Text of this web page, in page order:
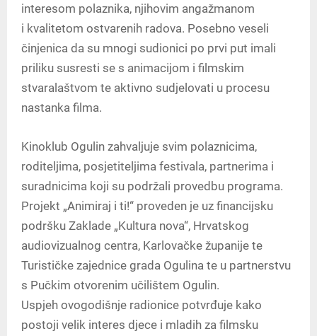
interesom polaznika, njihovim angažmanom
i kvalitetom ostvarenih radova. Posebno veseli
činjenica da su mnogi sudionici po prvi put imali
priliku susresti se s animacijom i filmskim
stvaralaštvom te aktivno sudjelovati u procesu
nastanka filma.
Kinoklub Ogulin zahvaljuje svim polaznicima,
roditeljima, posjetiteljima festivala, partnerima i
suradnicima koji su podržali provedbu programa.
Projekt „Animiraj i ti!“ proveden je uz financijsku
podršku Zaklade „Kultura nova“, Hrvatskog
audiovizualnog centra, Karlovačke županije te
Turističke zajednice grada Ogulina te u partnerstvu
s Pučkim otvorenim učilištem Ogulin.
Uspjeh ovogodišnje radionice potvrđuje kako
postoji velik interes djece i mladih za filmsku